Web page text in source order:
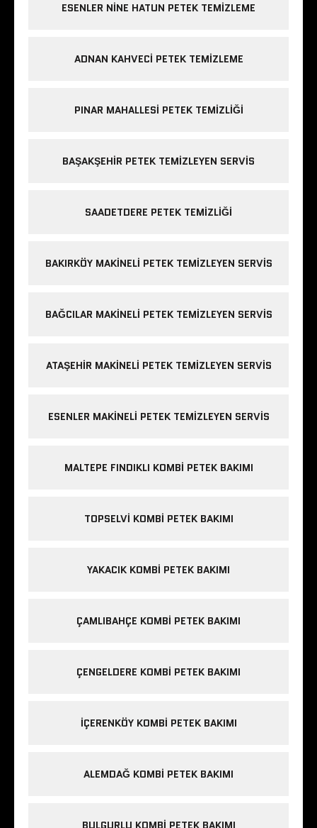
ESENLER NINE HATUN PETEK TEMIZLEME
ADNAN KAHVECI PETEK TEMIZLEME
PINAR MAHALLESI PETEK TEMIZLIĞI
BAŞAKŞEHIR PETEK TEMIZLEYEN SERVIS
SAADETDERE PETEK TEMIZLIĞI
BAKIRKÖY MAKINELI PETEK TEMIZLEYEN SERVIS
BAĞCILAR MAKINELI PETEK TEMIZLEYEN SERVIS
ATAŞEHIR MAKINELI PETEK TEMIZLEYEN SERVIS
ESENLER MAKINELI PETEK TEMIZLEYEN SERVIS
MALTEPE FINDIKLI KOMBI PETEK BAKIMI
TOPSELVI KOMBI PETEK BAKIMI
YAKACIK KOMBI PETEK BAKIMI
ÇAMLIBAHÇE KOMBI PETEK BAKIMI
ÇENGELDERE KOMBI PETEK BAKIMI
IÇERENKÖY KOMBI PETEK BAKIMI
ALEMDAĞ KOMBI PETEK BAKIMI
BULGURLU KOMBI PETEK BAKIMI